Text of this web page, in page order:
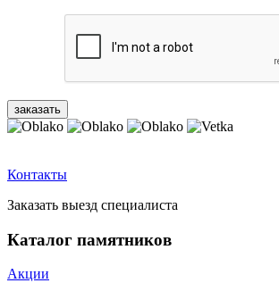
Контакты
Заказать выезд специалиста
Каталог памятников
Акции